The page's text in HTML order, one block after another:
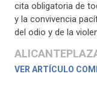
cita obligatoria de
y la convivencia
del odio y de la
VER ARTÍCULO